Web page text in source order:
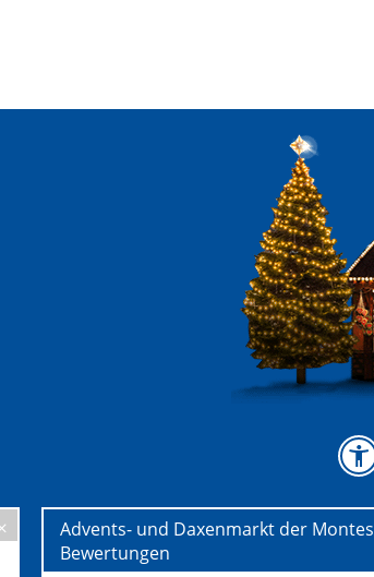
Advents- und Daxenmarkt der
Bewertungen